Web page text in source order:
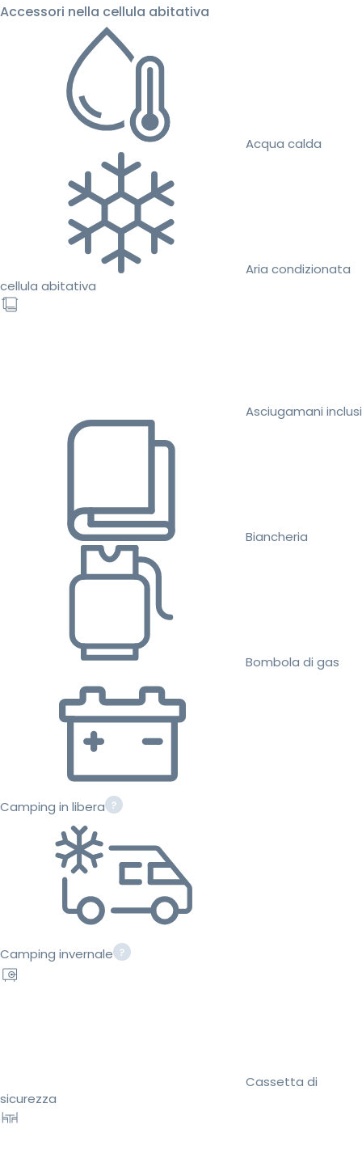
Accessori nella cellula abitativa
Acqua calda
Aria condizionata
cellula abitativa
Asciugamani inclusi
Biancheria
Bombola di gas
Camping in libera
Camping invernale
Cassetta di
sicurezza